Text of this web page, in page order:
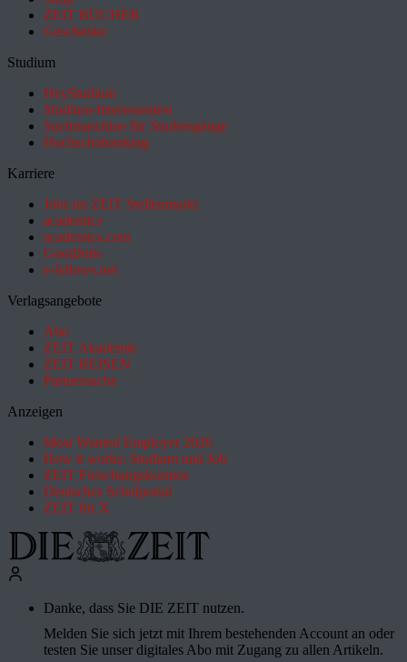
ZEIT BÜCHER
Geschenke
Studium
HeyStudium
Studium-Interessentest
Suchmaschine für Studiengänge
Hochschulranking
Karriere
Jobs im ZEIT Stellenmarkt
academics
academics.com
GoodJobs
e-fellows.net
Verlagsangebote
Abo
ZEIT Akademie
ZEIT REISEN
Partnersuche
Anzeigen
Most Wanted Employer 2026
How it works: Studium und Job
ZEIT Forschungskosmos
Deutsches Schulportal
ZEIT für X
Danke, dass Sie DIE ZEIT nutzen.
Melden Sie sich jetzt mit Ihrem bestehenden Account an oder
testen Sie unser digitales Abo mit Zugang zu allen Artikeln.